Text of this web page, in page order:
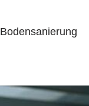
Bodensanierung